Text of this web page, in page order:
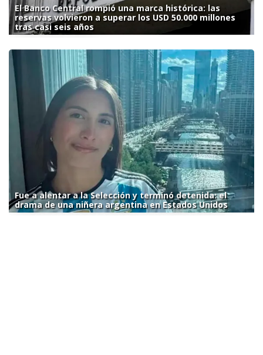
El Banco Central rompió una marca histórica: las
reservas volvieron a superar los USD 50.000 millones
tras casi seis años
Fue a alentar a la Selección y terminó detenida: el
drama de una niñera argentina en Estados Unidos